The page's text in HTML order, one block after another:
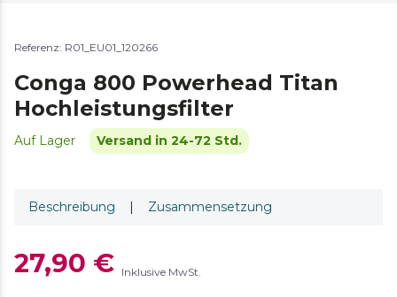
Referenz: R01_EU01_120266
Conga 800 Powerhead Titan
Hochleistungsfilter
Auf Lager Versand in 24-72 Std.
Beschreibung | Zusammensetzung
27,90 € Inklusive MwSt.